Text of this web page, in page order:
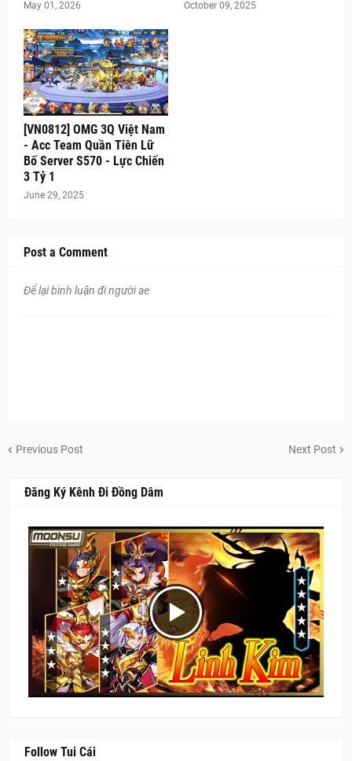
May 01, 2026 October 09, 2025
[VN0812] OMG 3Q Việt Nam
- Acc Team Quần Tiên Lữ
Bố Server S570 - Lực Chiến
3 Tỷ 1
June 29, 2025
Post a Comment
Để lại bình luận đi người ae
Previous Post Next Post
Đăng Ký Kênh Đi Đồng Dâm
Follow Tui Cái